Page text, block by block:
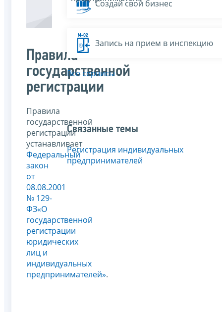
Правила
государственной
регистрации
Правила
государственной
регистрации
устанавливает
Федеральный
закон
от
08.08.2001
№ 129-
ФЗ«О
государственной
регистрации
юридических
лиц и
индивидуальных
предпринимателей».
Создай свой бизнес
Запись на прием в инспекцию
Все сервисы
Связанные темы
Регистрация индивидуальных
предпринимателей